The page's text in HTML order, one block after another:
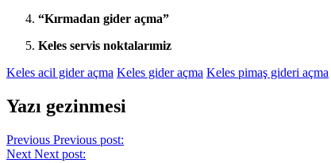
“Kırmadan gider açma”
Keles servis noktalarımiz
Keles acil gider açma Keles gider açma Keles pimaş gideri açma
Yazı gezinmesi
Previous Previous post:
Next Next post: